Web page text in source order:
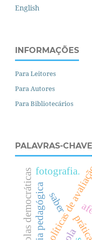
English
INFORMAÇÕES
Para Leitores
Para Autores
Para Bibliotecários
PALAVRAS-CHAVE
políticas de
saber
escolas democráticas fotografia.